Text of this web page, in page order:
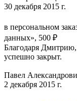
30 декабря 2015 г.
в персональном
данных», 500 ₽
Благодаря
успешно закрыт.
Павел
2 декабря 2015 г.